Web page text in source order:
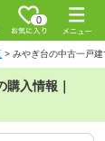
0
> みやぎ台の中古一戸建
入情報｜